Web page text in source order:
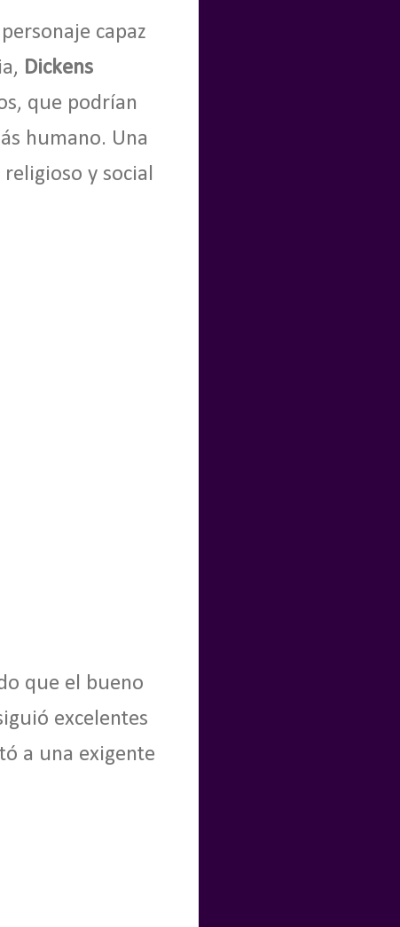
capaz
Dickens
que podrían
humano. Una
y social
que el bueno
excelentes
a una exigente